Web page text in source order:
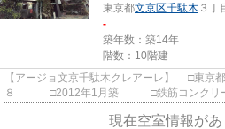
東京都文京区千駄木 ３丁
-
築年数：築14年
階数：10階建
【アージョ文京千駄木クレアーレ】 □東京都文京区千駄木三丁目２４－
８ □2012年1月築 □鉄筋コンクリート造地上１０階建て 不忍通り沿
現在空室情報があ